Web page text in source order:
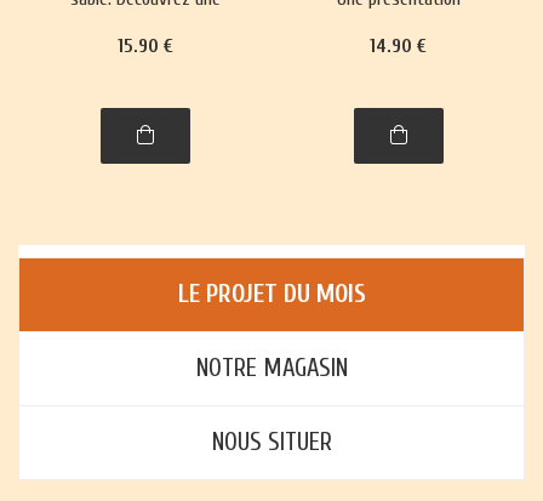
richement illustrés,
histoire et leurs règles.
15.90 €
règles et histoire, de plus
cartes, jeux de plateau,
jeux d'enfants et jeux
14.90 €
LE PROJET DU MOIS
NOTRE MAGASIN
NOUS SITUER